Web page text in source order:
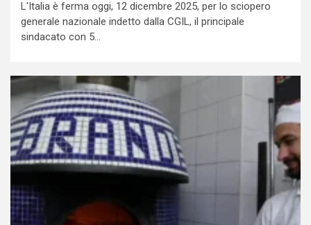
L'Italia è ferma oggi, 12 dicembre 2025, per lo sciopero
generale nazionale indetto dalla CGIL, il principale
sindacato con 5...